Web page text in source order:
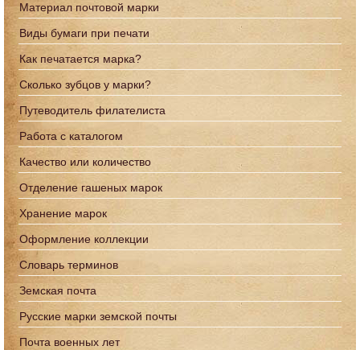
Материал почтовой марки
Виды бумаги при печати
Как печатается марка?
Сколько зубцов у марки?
Путеводитель филателиста
Работа с каталогом
Качество или количество
Отделение гашеных марок
Хранение марок
Оформление коллекции
Словарь терминов
Земская почта
Русские марки земской почты
Почта военных лет